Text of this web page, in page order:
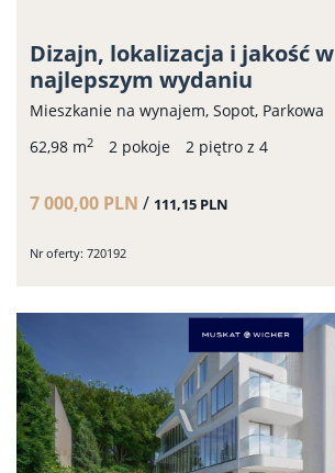
Dizajn, lokalizacja i jakość w
najlepszym wydaniu
Mieszkanie na wynajem, Sopot, Parkowa
62,98 m2 2 pokoje 2 piętro z 4
7 000,00 PLN / 111,15 PLN
Nr oferty: 720192